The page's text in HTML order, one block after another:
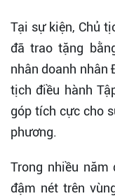
Tại sự kiện, Chủ
đã trao tặng
nhân doanh nhân
tịch điều hành
góp tích cực cho
phương.
Trong nhiều năm
đậm nét trên